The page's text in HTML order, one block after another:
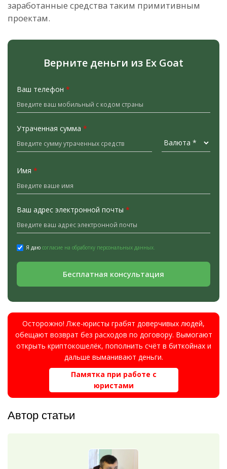
заработанные средства таким примитивным
проектам.
Верните деньги из Ex Goat
Ваш телефон *
Утраченная сумма *
Имя *
Ваш адрес электронной почты *
Я даю согласие на обработку персональных данных.
Бесплатная консультация
Осторожно! Лже-юристы грабят доверчивых людей,
обещают возврат без расходов по договору. Вымогают
открыть криптокошелёк, пополнить счёт в биткойнах и
дальше выманивают деньги.
Памятка при работе с
юристами
Автор статьи